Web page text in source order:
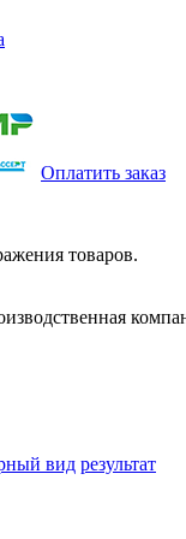
Оплатить заказ
товаров.
вид результат